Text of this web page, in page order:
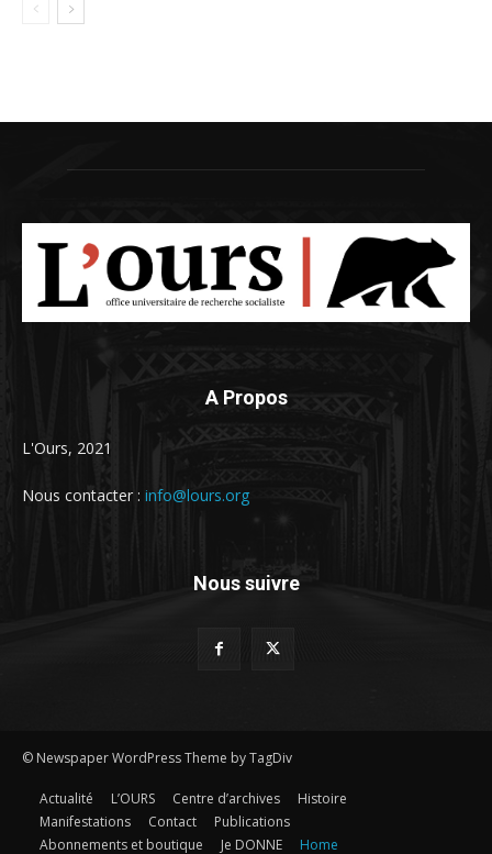
A Propos
L'Ours, 2021
Nous contacter : info@lours.org
Nous suivre
© Newspaper WordPress Theme by TagDiv
Actualité L’OURS Centre d’archives
Histoire
Manifestations
Contact
Publications
Abonnements et boutique
Je DONNE Home